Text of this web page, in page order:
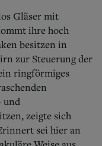
Gläser mit
ihre hoch
besitzen in
zur Steuerung der
ringförmiges
und
zeigte sich
sei hier an